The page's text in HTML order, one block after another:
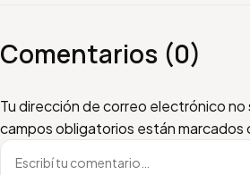
Comentarios (0)
Tu dirección de correo electrónico no
campos obligatorios están marcados
Escribí tu comentario
Nombre
Email